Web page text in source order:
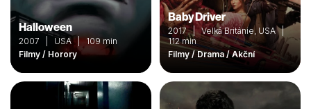
Halloween
2007 | USA | 109 min
Filmy / Horory
Baby Driver
2017 | Velká Británie, USA |
112 min
Filmy / Drama / Akční